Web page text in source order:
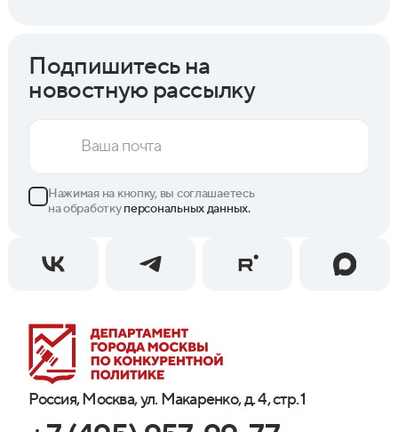
Россия, Москва, ул. Макаренко, д. 4, стр. 1
Подпишитесь на
новостную рассылку
Нажимая на кнопку, вы соглашаетесь
на обработкуперсональных данных.